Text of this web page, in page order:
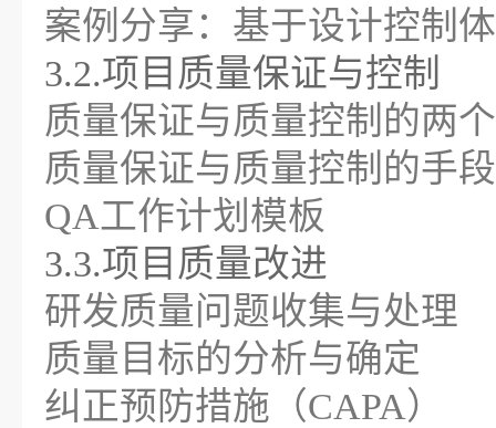
案例分享：基于设计控制
3.2.项目质量保证与控制
质量保证与质量控制的两
质量保证与质量控制的手段
QA工作计划模板
3.3.项目质量改进
研发质量问题收集与处理
质量目标的分析与确定
纠正预防措施（CAPA）